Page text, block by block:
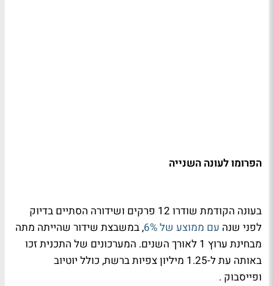
הפרומו לעונה השנייה
בעונה הקודמת שודרו 12 פרקים ושידורה הסתיים בדיוק
לפני שנה עם ממוצע של 6%
, במשבצת שידור שהייתה מתה
מבחינת ערוץ 1 לאורך השנים. המערכונים של התכנית זכו
באותה עת ל-1.25 מיליון צפיות ברשת, כולל יוטיוב
ופייסבוק .